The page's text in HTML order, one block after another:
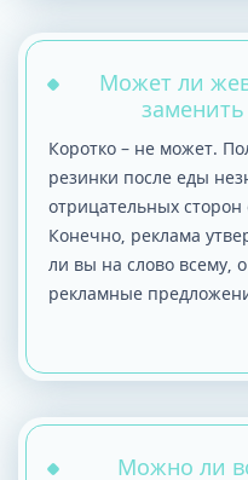
Может ли
заменить
Коротко – не может.
резинки после еды
отрицательных
Конечно, реклама
ли вы на слово всему,
рекламные
Можно ли